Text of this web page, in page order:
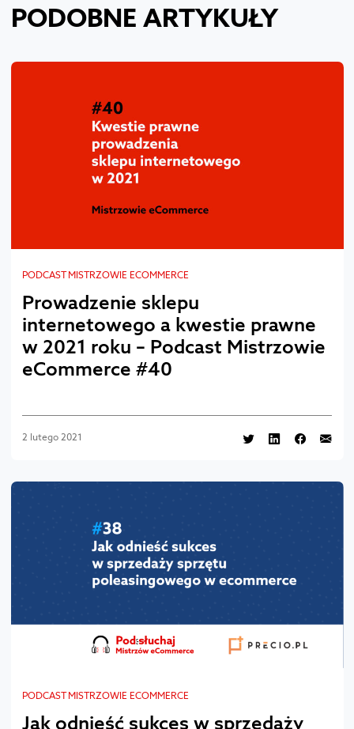
PODOBNE ARTYKUŁY
PODCAST MISTRZOWIE ECOMMERCE
Prowadzenie sklepu
internetowego a kwestie prawne
w 2021 roku – Podcast Mistrzowie
eCommerce #40
2 lutego 2021
PODCAST MISTRZOWIE ECOMMERCE
Jak odnieść sukces w sprzedaży